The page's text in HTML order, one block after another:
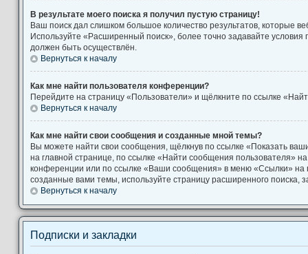
В результате моего поиска я получил пустую страницу!
Ваш поиск дал слишком большое количество результатов, которые
Используйте «Расширенный поиск», более точно задавайте
должен быть осуществлён.
Вернуться к началу
Как мне найти пользователя конференции?
Перейдите на страницу «Пользователи» и щёлкните по ссылке
Вернуться к началу
Как мне найти свои сообщения и созданные мной темы?
Вы можете найти свои сообщения, щёлкнув по ссылке «Показать
на главной странице, по ссылке «Найти сообщения пользователя»
конференции или по ссылке «Ваши сообщения» в меню «Ссылки» на
созданные вами темы, используйте страницу расширенного поиска,
Вернуться к началу
Подписки и закладки